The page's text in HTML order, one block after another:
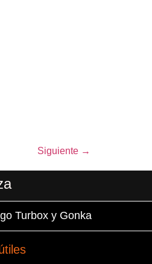
Siguiente →
Turbox y Gonka